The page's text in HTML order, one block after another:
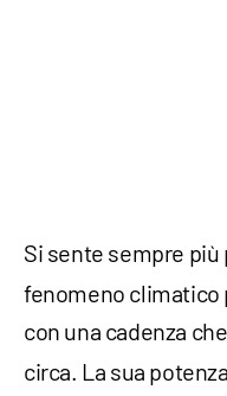
Si sente sempre più
fenomeno climatico
con una cadenza
circa. La sua